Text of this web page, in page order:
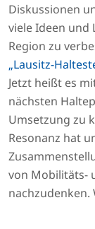
Diskussionen
viele Ideen
Region zu
„Lausitz-
Jetzt heißt es
nächsten
Umsetzung zu
Resonanz hat
von Mobilitäts-
nachzudenken.